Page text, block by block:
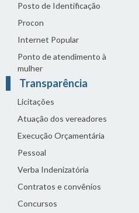
Posto de Identificação
Procon
Internet Popular
Ponto de atendimento à
mulher
Transparência
Licitações
Atuação dos vereadores
Execução Orçamentária
Pessoal
Verba Indenizatória
Contratos e convênios
Concursos